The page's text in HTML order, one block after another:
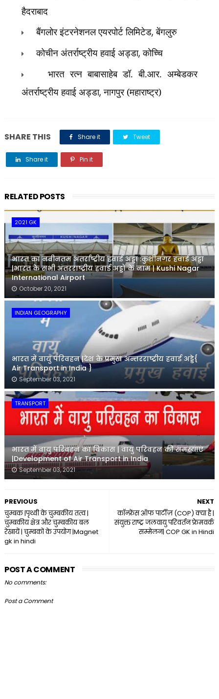
हैदराबाद
बैंगलोर इंटरनेशनल एयरपोर्ट लिमिटेड,बेंगलुरु
कोचीन अंतर्राष्ट्रीय हवाई अड्डा,कोच्चि
भारत रत्न बाबासाहेब डॉ. बी.आर. अम्बेडकर
अंतर्राष्ट्रीय हवाई अड्डा,नागपुर (महाराष्ट्र)
SHARE THIS Share it Tweet
Share it Pin it
RELATED POSTS
2021 GK
भारत का नवीनतम अंतर्राष्ट्रीय हवाई अड्डा :कुशीनगर हवाई अड्डा
|भारत के सभी अंतरराष्ट्रीय हवाई अड्डों के नाम | Kushi Nagar
International Airport
October 20, 2021
INDIAN GEOGRAPHY
भारत में वायु परिवहन |देश के प्रमुख अन्तरराष्ट्रीय हवाई अड्डे{
Air Transport in India }
September 03, 2021
TRANSPORT
भारत में वायु परिवहन का विकास | वायु परिवहन की समस्याएं
|Development of Air Transport in India
September 03, 2021
NEXT
काॅन्फ्रेंस ऑफ पार्टीज़ (COP) क्या है |
संयुक्त राष्ट्र जलवायु परिवर्तन फ्रेमवर्क
सम्मेलन| COP GK in Hindi
PREVIOUS
चुम्बक |पृथ्वी के चुम्बकीय तत्व |
चुम्बकीय क्षेत्र और चुम्बकीय बल
रेखायें | चुम्बकों के उपयोग |Magnet
gk in hindi
POST A COMMENT
No comments:
Post a Comment